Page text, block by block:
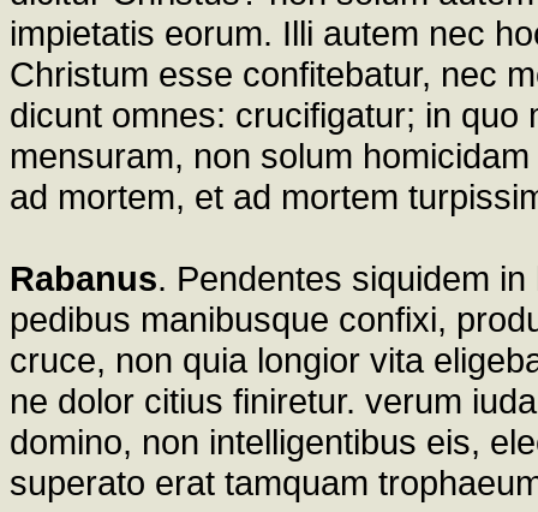
impietatis eorum. Illi autem nec
Christum esse confitebatur, nec
dicunt omnes: crucifigatur; in quo
mensuram, non solum
ad mortem, et ad mortem
Rabanus. Pendentes siquidem
pedibus manibusque confixi,
cruce, non quia longior vita
ne dolor citius finiretur. verum
domino, non intelligentibus eis,
superato erat tamquam